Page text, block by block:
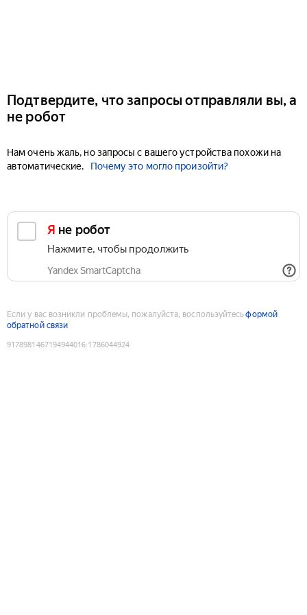
Подтвердите, что запросы отправляли вы, а
не робот
Нам очень жаль, но запросы с вашего устройства похожи на
автоматические.
Почему это могло произойти?
Я не робот
Нажмите, чтобы продолжить
Yandex SmartCaptcha
Если у вас возникли проблемы, пожалуйста, воспользуйтесьформой
обратной связи
9178981467194944016:1786044924